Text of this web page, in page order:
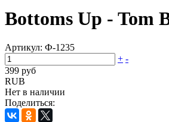
Bottoms Up - Tom
Артикул: Ф-1235
+ -
399 руб
RUB
Нет в наличии
Поделиться: